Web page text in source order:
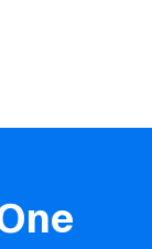
た情報を変数とし
TIMEのそれぞれと